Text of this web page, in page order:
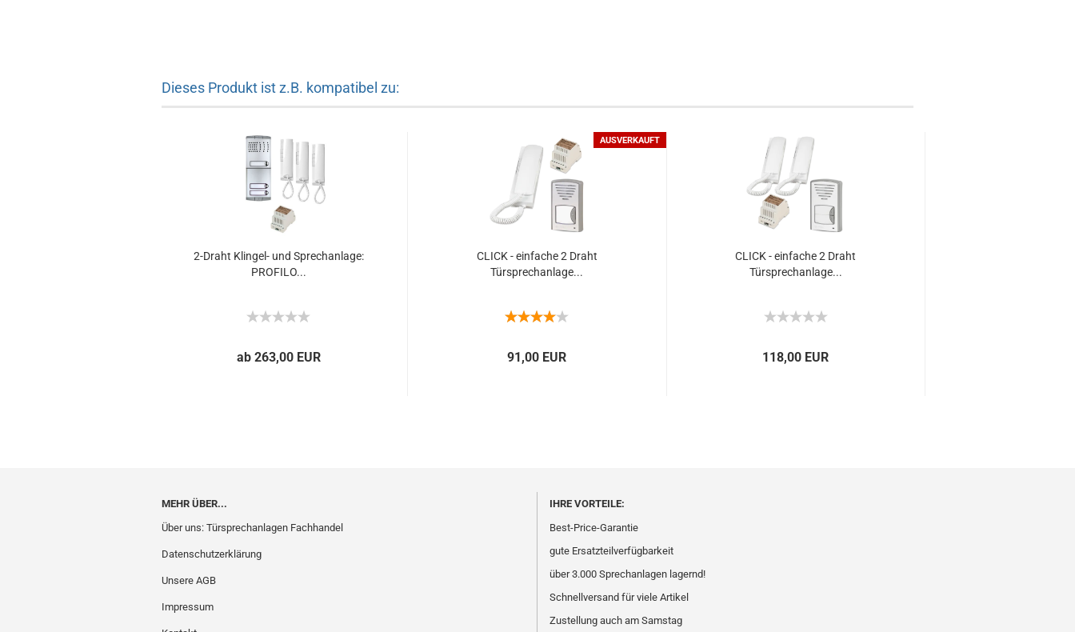
Dieses Produkt ist z.B. kompatibel zu:
2-Draht Klingel- und Sprechanlage:
PROFILO...
ab 263,00 EUR
AUSVERKAUFT
CLICK - einfache 2 Draht
Türsprechanlage...
91,00 EUR
CLICK - einfache 2 Draht
Türsprechanlage...
118,00 EUR
MEHR ÜBER...
Über uns: Türsprechanlagen Fachhandel
Datenschutzerklärung
Unsere AGB
Impressum
IHRE VORTEILE:
Best-Price-Garantie
gute Ersatzteilverfügbarkeit
über 3.000 Sprechanlagen lagernd!
Schnellversand für viele Artikel
Zustellung auch am Samstag